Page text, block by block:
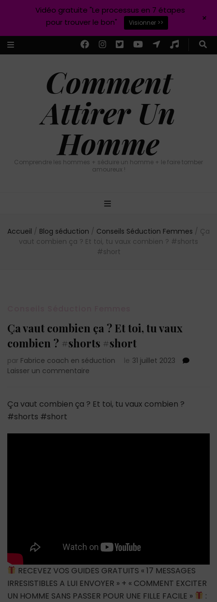
Comment
Attirer Un
Homme
Comprendre les hommes + séduire un homme + le faire tomber
amoureux !
Accueil / Blog séduction / Conseils Séduction Femmes / Ça
vaut combien ça ? Et toi, tu vaux combien ? #shorts
#short
Ça vaut combien ça ? Et toi, tu vaux
combien ? #shorts #short
par Fabrice coach en séduction le 31 juillet 2023
Laisser un commentaire
combien
Et
Ça vaut combien ça ? Et toi, tu vaux combien ?
#shorts #short
RECEVEZ VOS GUIDES GRATUITS « 17 MESSAGES
IRRESISTIBLES A LUI ENVOYER » + « COMMENT EXCITER
UN HOMME SANS PASSER POUR UNE FILLE FACILE »
:
Vidéo gratuite "Le processus en 7 étapes
pour trouver le bon"
Visionner >> +